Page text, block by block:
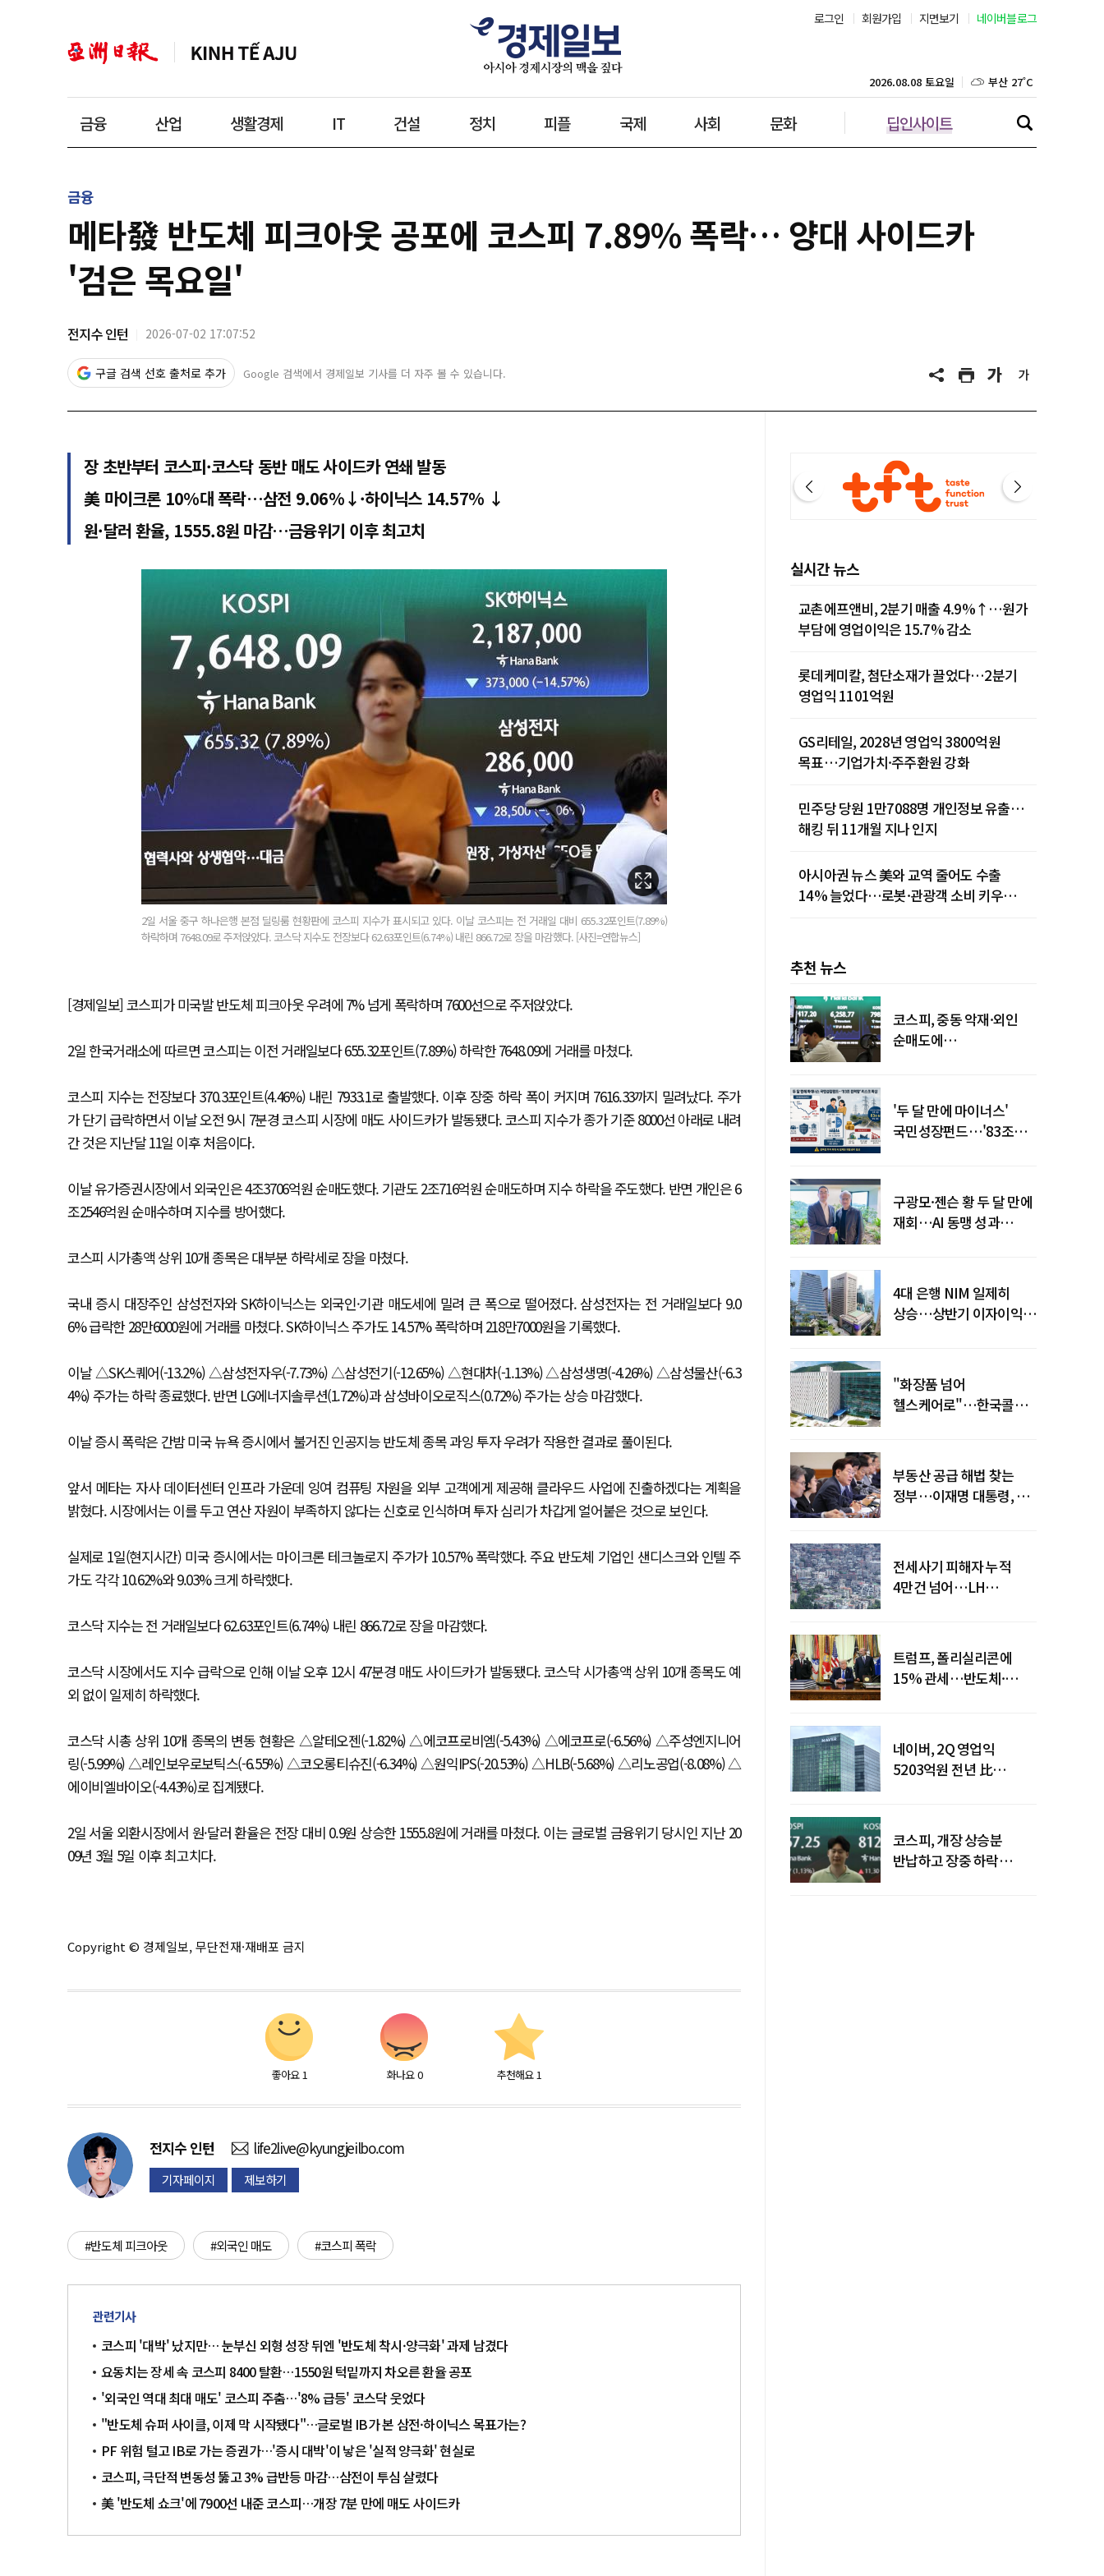
로그인 회원가입 지면보기 네이버블로그
금융 산업 생활경제 IT 건설 정치 피플 국제 사회 문화 딥인사이트
2026.08.08 토요일 대구 25˚C
인천 28˚C
금융
메타發 반도체 피크아웃 공포에 코스피 7.89% 폭락… 양대 사이드카
'검은 목요일'
전지수 인턴 2026-07-02 17:07:52
구글 검색 선호 출처로 추가 Google 검색에서 경제일보 기사를 더 자주 볼 수 있습니다.
장 초반부터 코스피·코스닥 동반 매도 사이드카 연쇄 발동
​​​​​​​美 마이크론 10%대 폭락…삼전 9.06%↓·하이닉스 14.57% ↓
원·달러 환율, 1555.8원 마감…금융위기 이후 최고치
2일 서울 중구 하나은행 본점 딜링룸 현황판에 코스피 지수가 표시되고 있다. 이날 코스피는 전 거래일 대비 655.32포인트(7.89%)
하락하며 7648.09로 주저앉았다. 코스닥 지수도 전장보다 62.63포인트(6.74%) 내린 866.72로 장을 마감했다. [사진=연합뉴스]
[경제일보] 코스피가 미국발 반도체 피크아웃 우려에 7% 넘게 폭락하며 7600선으로 주저앉았다.
2일 한국거래소에 따르면 코스피는 이전 거래일보다 655.32포인트(7.89%) 하락한 7648.09에 거래를 마쳤다.
코스피 지수는 전장보다 370.3포인트(4.46%) 내린 7933.1로 출발했다. 이후 장중 하락 폭이 커지며 7616.33까지 밀려났다. 주가
가 단기 급락하면서 이날 오전 9시 7분경 코스피 시장에 매도 사이드카가 발동됐다. 코스피 지수가 종가 기준 8000선 아래로 내려
간 것은 지난달 11일 이후 처음이다.
이날 유가증권시장에서 외국인은 4조3706억원 순매도했다. 기관도 2조716억원 순매도하며 지수 하락을 주도했다. 반면 개인은 6
조2546억원 순매수하며 지수를 방어했다.
코스피 시가총액 상위 10개 종목은 대부분 하락세로 장을 마쳤다.
국내 증시 대장주인 삼성전자와 SK하이닉스는 외국인·기관 매도세에 밀려 큰 폭으로 떨어졌다. 삼성전자는 전 거래일보다 9.0
6% 급락한 28만6000원에 거래를 마쳤다. SK하이닉스 주가도 14.57% 폭락하며 218만7000원을 기록했다.
이날 △SK스퀘어(-13.2%) △삼성전자우(-7.73%) △삼성전기(-12.65%) △현대차(-1.13%) △삼성생명(-4.26%) △삼성물산(-6.3
4%) 주가는 하락 종료했다. 반면 LG에너지솔루션(1.72%)과 삼성바이오로직스(0.72%) 주가는 상승 마감했다.
이날 증시 폭락은 간밤 미국 뉴욕 증시에서 불거진 인공지능 반도체 종목 과잉 투자 우려가 작용한 결과로 풀이된다.
앞서 메타는 자사 데이터센터 인프라 가운데 잉여 컴퓨팅 자원을 외부 고객에게 제공해 클라우드 사업에 진출하겠다는 계획을
밝혔다. 시장에서는 이를 두고 연산 자원이 부족하지 않다는 신호로 인식하며 투자 심리가 차갑게 얼어붙은 것으로 보인다.
실제로 1일(현지시간) 미국 증시에서는 마이크론 테크놀로지 주가가 10.57% 폭락했다. 주요 반도체 기업인 샌디스크와 인텔 주
가도 각각 10.62%와 9.03% 크게 하락했다.
코스닥 지수는 전 거래일보다 62.63포인트(6.74%) 내린 866.72로 장을 마감했다.
코스닥 시장에서도 지수 급락으로 인해 이날 오후 12시 47분경 매도 사이드카가 발동됐다. 코스닥 시가총액 상위 10개 종목도 예
외 없이 일제히 하락했다.
코스닥 시총 상위 10개 종목의 변동 현황은 △알테오젠(-1.82%) △에코프로비엠(-5.43%) △에코프로(-6.56%) △주성엔지니어
링(-5.99%) △레인보우로보틱스(-6.55%) △코오롱티슈진(-6.34%) △원익IPS(-20.53%) △HLB(-5.68%) △리노공업(-8.08%) △
에이비엘바이오(-4.43%)로 집계됐다.
2일 서울 외환시장에서 원·달러 환율은 전장 대비 0.9원 상승한 1555.8원에 거래를 마쳤다. 이는 글로벌 금융위기 당시인 지난 20
09년 3월 5일 이후 최고치다.
Copyright © 경제일보, 무단전재·재배포 금지
좋아요 1 화나요 0 추천해요 1
전지수 인턴 life2live@kyungjeilbo.com
기자페이지 제보하기
#반도체 피크아웃 #외국인 매도 #코스피 폭락
관련기사
코스피 '대박' 났지만… 눈부신 외형 성장 뒤엔 '반도체 착시·양극화' 과제 남겼다
요동치는 장세 속 코스피 8400 탈환…1550원 턱밑까지 차오른 환율 공포
'외국인 역대 최대 매도' 코스피 주춤…'8% 급등' 코스닥 웃었다
"반도체 슈퍼 사이클, 이제 막 시작됐다"…글로벌 IB가 본 삼전·하이닉스 목표가는?
PF 위험 털고 IB로 가는 증권가…'증시 대박'이 낳은 '실적 양극화' 현실로
코스피, 극단적 변동성 뚫고 3% 급반등 마감…삼전이 투심 살렸다
美 '반도체 쇼크'에 7900선 내준 코스피…개장 7분 만에 매도 사이드카
실시간 뉴스
교촌에프앤비, 2분기 매출 4.9%↑…원가
부담에 영업이익은 15.7% 감소
롯데케미칼, 첨단소재가 끌었다…2분기
영업익 1101억원
GS리테일, 2028년 영업익 3800억원
목표…기업가치·주주환원 강화
민주당 당원 1만7088명 개인정보 유출…
해킹 뒤 11개월 지나 인지
아시아권 뉴스 美와 교역 줄어도 수출
14% 늘었다…로봇·관광객 소비 키우는
추천 뉴스
코스피, 중동 악재·외인
순매도에
'두 달 만에 마이너스'
국민성장펀드…'83조
구광모·젠슨 황 두 달 만에
재회…AI 동맹 성과
4대 은행 NIM 일제히
상승…상반기 이자이익
"화장품 넘어
헬스케어로"…한국콜마,
부동산 공급 해법 찾는
정부…이재명 대통령, 2차
전세사기 피해자 누적
4만건 넘어…LH
트럼프, 폴리실리콘에
15% 관세…반도체·
네이버, 2Q 영업익
5203억원 전년 比
코스피, 개장 상승분
반납하고 장중 하락